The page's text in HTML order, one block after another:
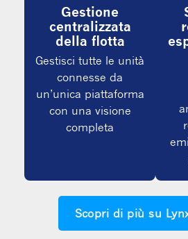
Gestione
centralizzata
della flotta
Gestisci tutte le unità
connesse da
un’unica piattaforma
con una visione
completa
Scopri di più su